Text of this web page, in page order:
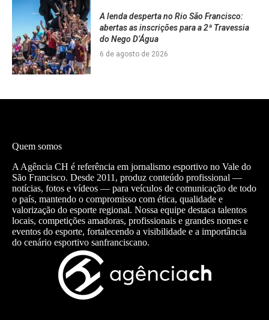
A lenda desperta no Rio São Francisco:
abertas as inscrições para a 2ª Travessia
do Nego D’Água
6 de agosto de 2026
Quem somos
A Agência CH é referência em jornalismo esportivo no Vale do
São Francisco. Desde 2011, produz conteúdo profissional —
notícias, fotos e vídeos — para veículos de comunicação de todo
o país, mantendo o compromisso com ética, qualidade e
valorização do esporte regional. Nossa equipe destaca talentos
locais, competições amadoras, profissionais e grandes nomes e
eventos do esporte, fortalecendo a visibilidade e a importância
do cenário esportivo sanfranciscano.